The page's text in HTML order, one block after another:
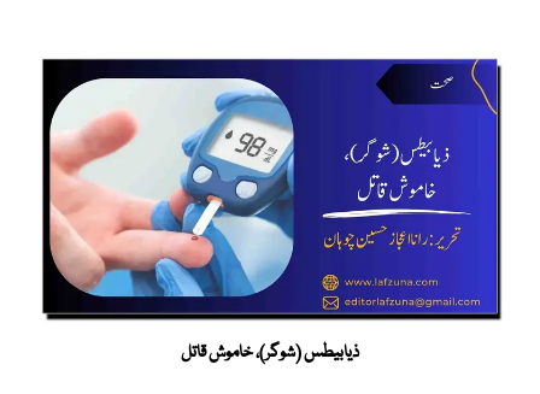
ذیابیطس (شوگر)، خاموش قاتل